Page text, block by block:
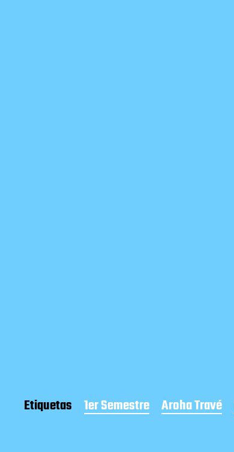
Etiquetas 1er Semestre Aroha Travé